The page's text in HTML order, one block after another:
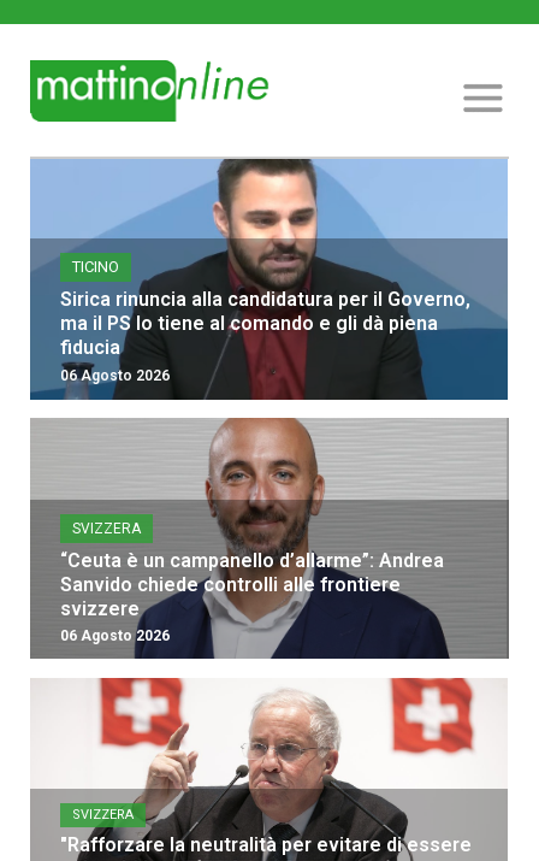
TICINO
Sirica rinuncia alla candidatura per il Governo,
ma il PS lo tiene al comando e gli dà piena
fiducia
06 Agosto 2026
SVIZZERA
“Ceuta è un campanello d’allarme”: Andrea
Sanvido chiede controlli alle frontiere
svizzere
06 Agosto 2026
SVIZZERA
"Rafforzare la neutralità per evitare di essere